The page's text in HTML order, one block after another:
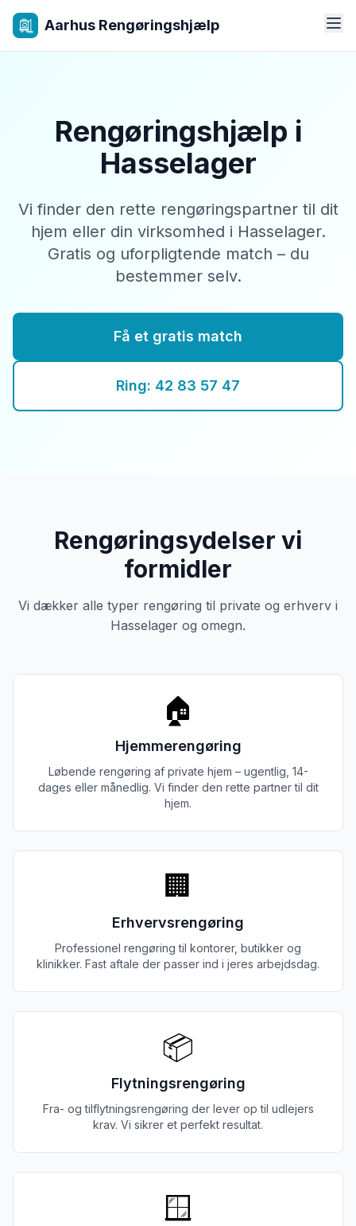
Aarhus Rengøringshjælp
Rengøringshjælp i
Hasselager
Vi finder den rette rengøringspartner til dit
hjem eller din virksomhed i Hasselager.
Gratis og uforpligtende match – du
bestemmer selv.
Få et gratis match
Ring: 42 83 57 47
Rengøringsydelser vi
formidler
Vi dækker alle typer rengøring til private og erhverv i
Hasselager og omegn.
🏠
Hjemmerengøring
Løbende rengøring af private hjem – ugentlig, 14-
dages eller månedlig. Vi finder den rette partner til dit
hjem.
🏢
Erhvervsrengøring
Professionel rengøring til kontorer, butikker og
klinikker. Fast aftale der passer ind i jeres arbejdsdag.
📦
Flytningsrengøring
Fra- og tilflytningsrengøring der lever op til udlejers
krav. Vi sikrer et perfekt resultat.
🪟